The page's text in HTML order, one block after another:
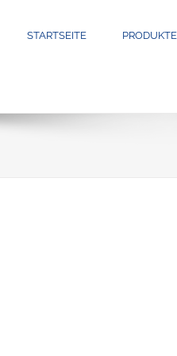
STARTSEITE PRODUKTE